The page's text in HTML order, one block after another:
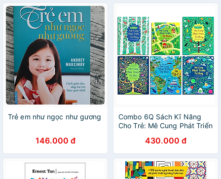
Cho Trẻ (Tặng Poster An
Toàn Cho Con Yêu)
Trẻ em như ngọc như gương
146.000 đ
Combo 6Q Sách Kĩ Năng
Cho Trẻ: Mê Cung Phát Triển
430.000 đ